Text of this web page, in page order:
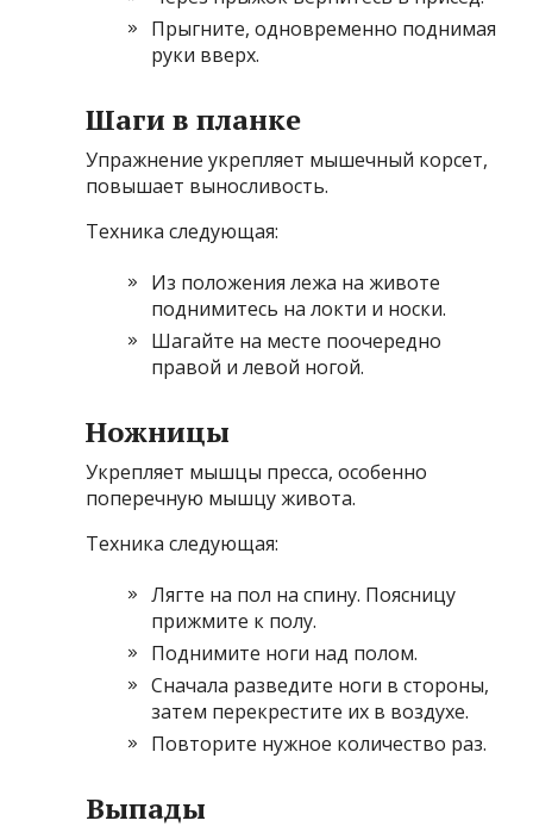
Прыгните, одновременно поднимая
руки вверх.
Шаги в планке
Упражнение укрепляет мышечный корсет,
повышает выносливость.
Техника следующая:
Из положения лежа на животе
поднимитесь на локти и носки.
Шагайте на месте поочередно
правой и левой ногой.
Ножницы
Укрепляет мышцы пресса, особенно
поперечную мышцу живота.
Техника следующая:
Лягте на пол на спину. Поясницу
прижмите к полу.
Поднимите ноги над полом.
Сначала разведите ноги в стороны,
затем перекрестите их в воздухе.
Повторите нужное количество раз.
Выпады